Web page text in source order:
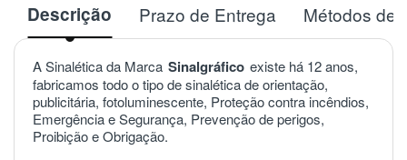
Descrição Prazo de Entrega Métodos de
A Sinalética da Marca Sinalgráfico existe há 12 anos,
fabricamos todo o tipo de sinalética de orientação,
publicitária, fotoluminescente, Proteção contra incêndios,
Emergência e Segurança, Prevenção de perigos,
Proibição e Obrigação.